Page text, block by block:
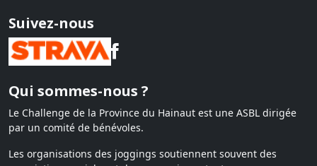
Suivez-nous
Qui sommes-nous ?
Le Challenge de la Province du Hainaut est une ASBL dirigée
par un comité de bénévoles.
Les organisations des joggings soutiennent souvent des